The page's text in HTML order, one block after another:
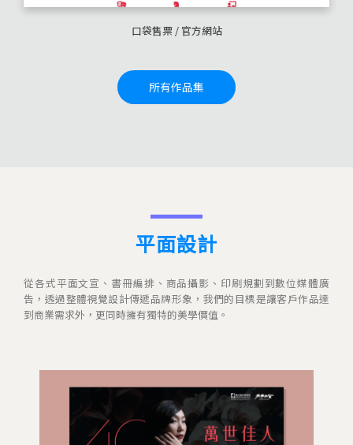
口袋售票 / 官方網站
所有作品集
平面設計
從各式平面文宣、書冊編排、商品攝影、印刷規劃到數位媒體廣
告，透過整體視覺設計傳遞品牌形象，我們的目標是讓客戶作品達
到商業需求外，更同時擁有獨特的美學價值。